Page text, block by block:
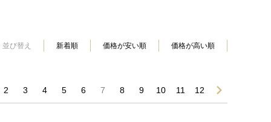
並び替え 新着順 価格が安い順 価格が高い順
2 3 4 5 6 7 8 9 10 11 12